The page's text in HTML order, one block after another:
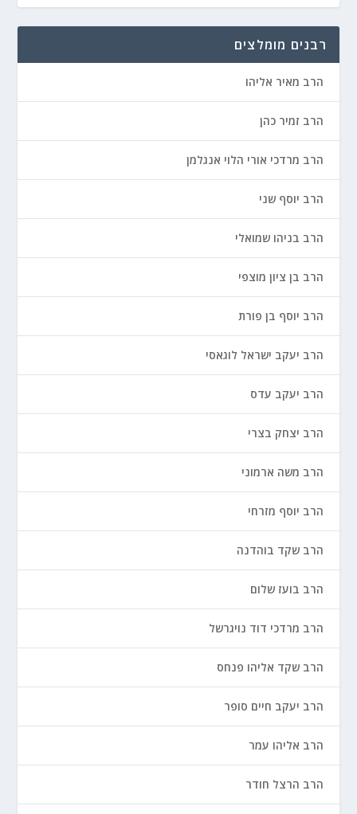
רבנים מומלצים
הרב מאיר אליהו
הרב זמיר כהן
הרב מרדכי אורי הלוי אנגלמן
הרב יוסף שני
הרב בניהו שמואלי
הרב בן ציון מוצפי
הרב יוסף בן פורת
הרב יעקב ישראל לוגאסי
הרב יעקב עדס
הרב יצחק בצרי
הרב משה ארמוני
הרב יוסף מזרחי
הרב שקד בוהדנה
הרב בועז שלום
הרב מרדכי דוד נויגרשל
הרב שקד אליהו פנחס
הרב יעקב חיים סופר
הרב אליהו עמר
הרב הרצל חודר